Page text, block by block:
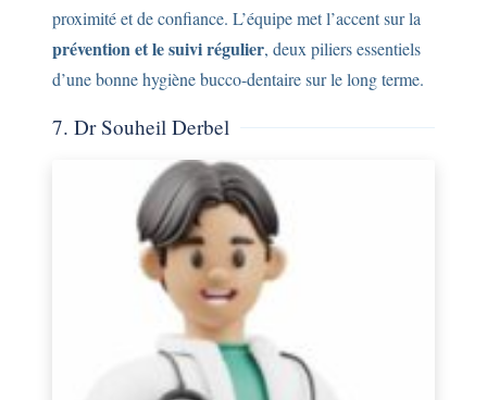
proximité et de confiance. L’équipe met l’accent sur la
prévention et le suivi régulier, deux piliers essentiels
d’une bonne hygiène bucco-dentaire sur le long terme.
7. Dr Souheil Derbel